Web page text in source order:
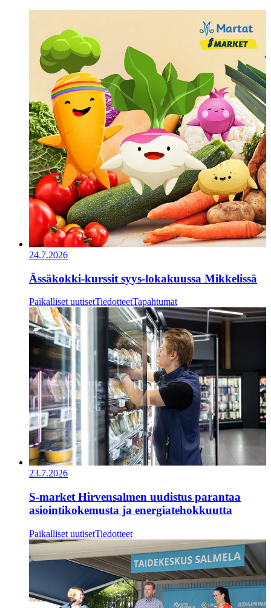
24.7.2026
Ässäkokki-kurssit syys-lokakuussa Mikkelissä
Paikalliset uutisetTiedotteetTapahtumat
23.7.2026
S-market Hirvensalmen uudistus parantaa
asiointikokemusta ja energiatehokkuutta
Paikalliset uutisetTiedotteet